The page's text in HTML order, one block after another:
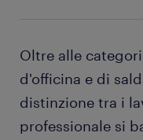
Oltre alle
d'officina e di
distinzione tra i
professionale si